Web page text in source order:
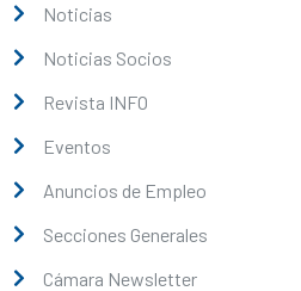
Noticias
Noticias Socios
Revista INFO
Eventos
Anuncios de Empleo
Secciones Generales
Cámara Newsletter